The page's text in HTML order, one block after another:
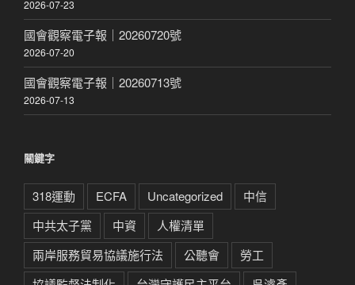
2026-07-23
國會觀察電子報｜20260720號
2026-07-20
國會觀察電子報｜20260713號
2026-07-13
關鍵字
318運動 ECFA Uncategorized
中信
中共太子黨
中資
人權清單
兩岸服務貿易協議施行法
公聽會
勞工